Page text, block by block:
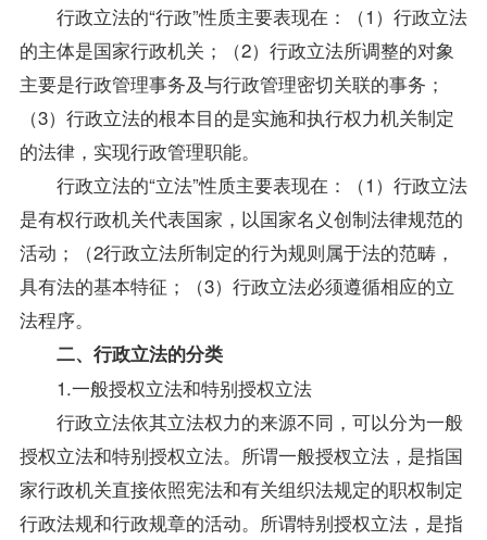
行政立法的“行政”性质主要表现在：（1）行政立法
的主体是国家行政机关；（2）行政立法所调整的对象
主要是行政管理事务及与行政管理密切关联的事务；
（3）行政立法的根本目的是实施和执行权力机关制定
的法律，实现行政管理职能。
行政立法的“立法”性质主要表现在：（1）行政立法
是有权行政机关代表国家，以国家名义创制法律规范的
活动；（2行政立法所制定的行为规则属于法的范畴，
具有法的基本特征；（3）行政立法必须遵循相应的立
法程序。
二、行政立法的分类
1.一般授权立法和特别授权立法
行政立法依其立法权力的来源不同，可以分为一般
授权立法和特别授权立法。所谓一般授杈立法，是指国
家行政机关直接依照宪法和有关组织法规定的职权制定
行政法规和行政规章的活动。所谓特别授权立法，是指